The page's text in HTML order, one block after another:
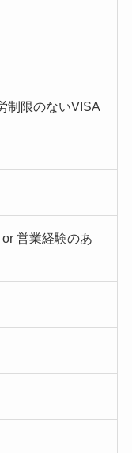
制限のないVISA
営業経験のあ